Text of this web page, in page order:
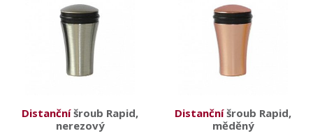
Distančníšroub Rapid,
nerezový
Distančníšroub Rapid,
měděný